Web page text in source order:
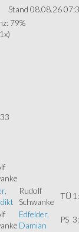
Stand 08.08.26
79%
Rudolf
Schwanke
TÜ
Edfelder,
Damian
PS